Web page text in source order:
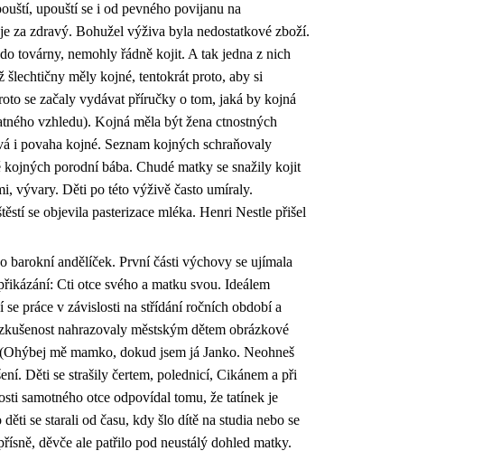
upouští se i od pevného povijanu na
za zdravý. Bohužel výživa byla nedostatkové zboží.
továrny, nemohly řádně kojit. A tak jedna z nich
měly kojné, tentokrát proto, aby si
se začaly vydávat příručky o tom, jaká by kojná
vzhledu). Kojná měla být žena ctnostných
i povaha kojné. Seznam kojných schraňovaly
porodní bába. Chudé matky se snažily kojit
vývary. Děti po této výživě často umíraly.
se objevila pasterizace mléka. Henri Nestle přišel
barokní andělíček. První části výchovy se ujímala
Cti otce svého a matku svou. Ideálem
práce v závislosti na střídání ročních období a
nahrazovaly městským dětem obrázkové
mě mamko, dokud jsem já Janko. Neohneš
Děti se strašily čertem, polednicí, Cikánem a při
samotného otce odpovídal tomu, že tatínek je
se starali od času, kdy šlo dítě na studia nebo se
děvče ale patřilo pod neustálý dohled matky.